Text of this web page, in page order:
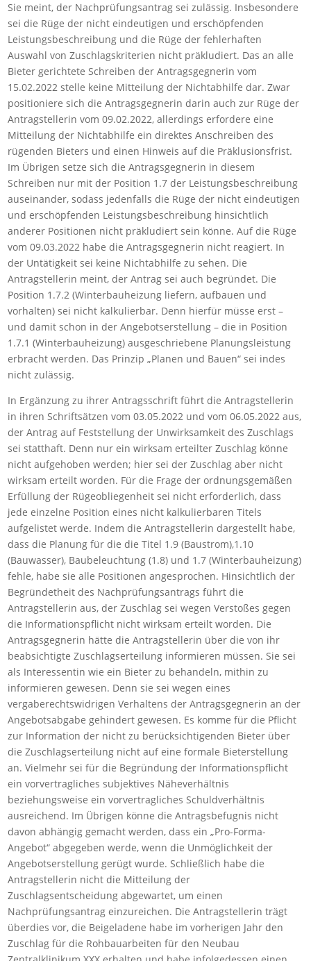
Sie meint, der Nachprüfungsantrag sei zulässig. Insbesondere
sei die Rüge der nicht eindeutigen und erschöpfenden
Leistungsbeschreibung und die Rüge der fehlerhaften
Auswahl von Zuschlagskriterien nicht präkludiert. Das an alle
Bieter gerichtete Schreiben der Antragsgegnerin vom
15.02.2022 stelle keine Mitteilung der Nichtabhilfe dar. Zwar
positioniere sich die Antragsgegnerin darin auch zur Rüge der
Antragstellerin vom 09.02.2022, allerdings erfordere eine
Mitteilung der Nichtabhilfe ein direktes Anschreiben des
rügenden Bieters und einen Hinweis auf die Präklusionsfrist.
Im Übrigen setze sich die Antragsgegnerin in diesem
Schreiben nur mit der Position 1.7 der Leistungsbeschreibung
auseinander, sodass jedenfalls die Rüge der nicht eindeutigen
und erschöpfenden Leistungsbeschreibung hinsichtlich
anderer Positionen nicht präkludiert sein könne. Auf die Rüge
vom 09.03.2022 habe die Antragsgegnerin nicht reagiert. In
der Untätigkeit sei keine Nichtabhilfe zu sehen. Die
Antragstellerin meint, der Antrag sei auch begründet. Die
Position 1.7.2 (Winterbauheizung liefern, aufbauen und
vorhalten) sei nicht kalkulierbar. Denn hierfür müsse erst –
und damit schon in der Angebotserstellung – die in Position
1.7.1 (Winterbauheizung) ausgeschriebene Planungsleistung
erbracht werden. Das Prinzip „Planen und Bauen“ sei indes
nicht zulässig.
In Ergänzung zu ihrer Antragsschrift führt die Antragstellerin
in ihren Schriftsätzen vom 03.05.2022 und vom 06.05.2022 aus,
der Antrag auf Feststellung der Unwirksamkeit des Zuschlags
sei statthaft. Denn nur ein wirksam erteilter Zuschlag könne
nicht aufgehoben werden; hier sei der Zuschlag aber nicht
wirksam erteilt worden. Für die Frage der ordnungsgemäßen
Erfüllung der Rügeobliegenheit sei nicht erforderlich, dass
jede einzelne Position eines nicht kalkulierbaren Titels
aufgelistet werde. Indem die Antragstellerin dargestellt habe,
dass die Planung für die die Titel 1.9 (Baustrom),1.10
(Bauwasser), Baubeleuchtung (1.8) und 1.7 (Winterbauheizung)
fehle, habe sie alle Positionen angesprochen. Hinsichtlich der
Begründetheit des Nachprüfungsantrags führt die
Antragstellerin aus, der Zuschlag sei wegen Verstoßes gegen
die Informationspflicht nicht wirksam erteilt worden. Die
Antragsgegnerin hätte die Antragstellerin über die von ihr
beabsichtigte Zuschlagserteilung informieren müssen. Sie sei
als Interessentin wie ein Bieter zu behandeln, mithin zu
informieren gewesen. Denn sie sei wegen eines
vergaberechtswidrigen Verhaltens der Antragsgegnerin an der
Angebotsabgabe gehindert gewesen. Es komme für die Pflicht
zur Information der nicht zu berücksichtigenden Bieter über
die Zuschlagserteilung nicht auf eine formale Bieterstellung
an. Vielmehr sei für die Begründung der Informationspflicht
ein vorvertragliches subjektives Näheverhältnis
beziehungsweise ein vorvertragliches Schuldverhältnis
ausreichend. Im Übrigen könne die Antragsbefugnis nicht
davon abhängig gemacht werden, dass ein „Pro-Forma-
Angebot“ abgegeben werde, wenn die Unmöglichkeit der
Angebotserstellung gerügt wurde. Schließlich habe die
Antragstellerin nicht die Mitteilung der
Zuschlagsentscheidung abgewartet, um einen
Nachprüfungsantrag einzureichen. Die Antragstellerin trägt
überdies vor, die Beigeladene habe im vorherigen Jahr den
Zuschlag für die Rohbauarbeiten für den Neubau